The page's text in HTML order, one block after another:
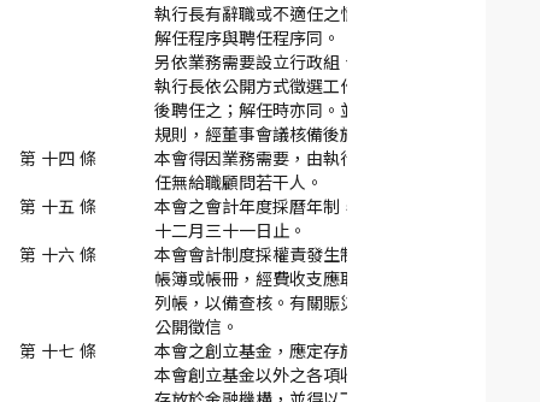
執行長有辭職或不適任之情形者，應予解任，其
解任程序與聘任程序同。
另依業務需要設立行政組、業務組及財務組，由
執行長依公開方式徵選工作人員提請董事長同意
後聘任之；解任時亦同。並應訂定工作人員工作
規則，經董事會議核備後施行。
第 十四 條
本會得因業務需要，由執行長提請董事長同意聘
任無給職顧問若干人。
第 十五 條
本會之會計年度採曆年制，自每年一月一日起至
十二月三十一日止。
第 十六 條
本會會計制度採權責發生制，應設置必要之會計
帳簿或帳冊，經費收支應取得合法憑證，並詳實
列帳，以備查核。有關賑災捐款之收支，應定期
公開徵信。
第 十七 條
本會之創立基金，應定存於金融機構。
本會創立基金以外之各項收入，除零用金外，均